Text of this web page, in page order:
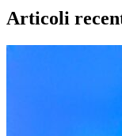
Articoli